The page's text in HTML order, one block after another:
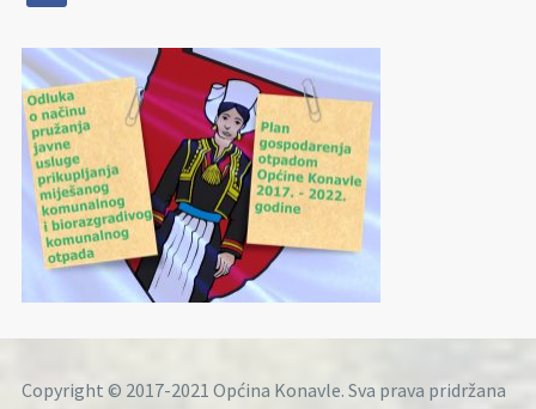
Copyright © 2017-2021 Općina Konavle. Sva prava pridržana